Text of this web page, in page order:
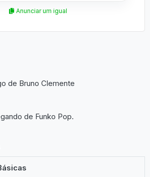
Anunciar um igual
de Bruno Clemente
de Funko Pop.